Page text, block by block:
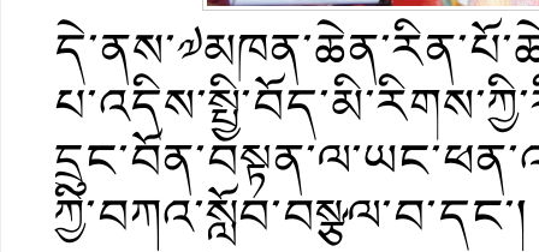
ཀྱི་བཀའ་སློབ་བསྩལ་བ་དང་།